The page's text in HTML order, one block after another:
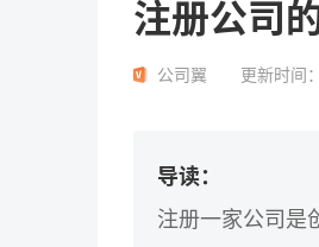
注册公司
公司翼 更新时间：
导读：
注册一家公司是